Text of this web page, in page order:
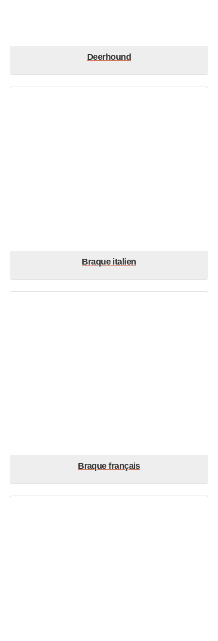
Deerhound
Braque italien
Braque français